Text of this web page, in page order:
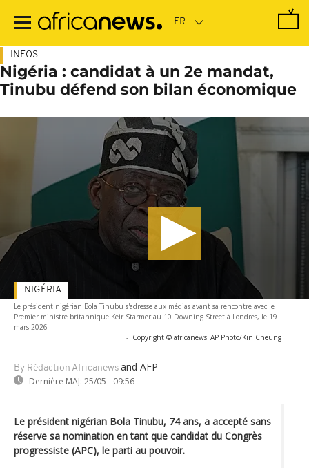
contenu
INFOS
Nigéria : candidat à un 2e mandat,
Tinubu défend son bilan économique
Le président nigérian Bola Tinubu s'adresse aux médias avant sa rencontre avec le
Premier ministre britannique Keir Starmer au 10 Downing Street à Londres, le 19
mars 2026
- Copyright © africanews AP Photo/Kin Cheung
By Rédaction Africanews and AFP
Dernière MAJ: 25/05 - 09:56
NIGÉRIA
Le président nigérian Bola Tinubu, 74 ans, a accepté sans
réserve sa nomination en tant que candidat du Congrès
progressiste (APC), le parti au pouvoir.